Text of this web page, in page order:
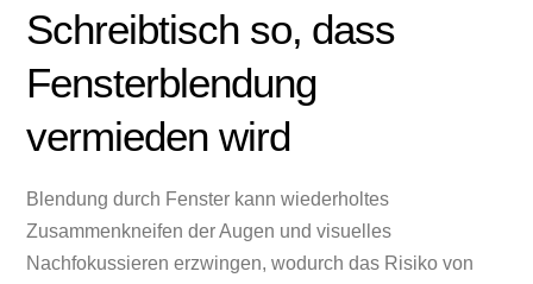
Schreibtisch so, dass
Fensterblendung
vermieden wird
Blendung durch Fenster kann wiederholtes
Zusammenkneifen der Augen und visuelles
Nachfokussieren erzwingen, wodurch das Risiko von